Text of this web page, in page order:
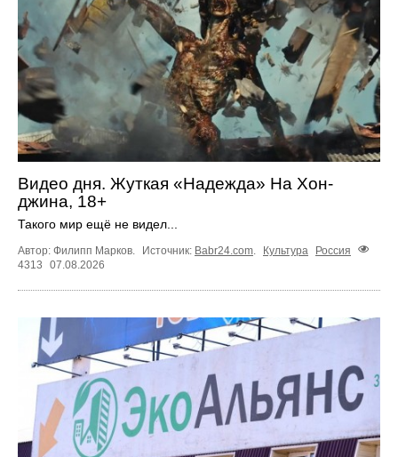
Видео дня. Жуткая «Надежда» На Хон-
джина, 18+
Такого мир ещё не видел...
Автор: Филипп Марков. Источник: Babr24.com Культура
Россия
4313
07.08.2026